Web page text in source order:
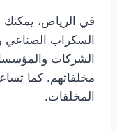
في الرياض،
السكراب الصناعي
الشركات
مخلفاتهم. كما
المخلفات.